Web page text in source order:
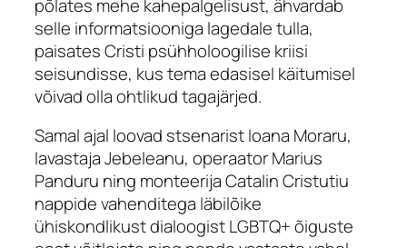
põlates mehe kahepalgelisust, ähvardab
selle informatsiooniga lagedale tulla,
paisates Cristi psühholoogilise kriisi
seisundisse, kus tema edasisel käitumisel
võivad olla ohtlikud tagajärjed.
Samal ajal loovad stsenarist Ioana Moraru,
lavastaja Jebeleanu, operaator Marius
Panduru ning monteerija Catalin Cristutiu
nappide vahenditega läbilõike
ühiskondlikust dialoogist LGBTQ+ õiguste